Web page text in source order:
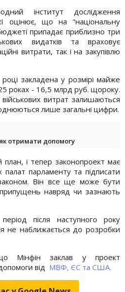
інститут дослідження
оцінює, що на "національну
припадає приблизно три
видатків та враховує
витрати, так і на закупівлю
закладена у розмірі майже
роках - 16,5 млрд руб. щороку.
витрат залишаються
лише загальні цифри.
отримати допомогу
і тепер законопроект має
парламенту та підписати
Він все ще може бути
навряд чи зазнають
після наступного року
не наближається до розробки
Мінфін заклав у проект
від МВФ, ЄС та США.